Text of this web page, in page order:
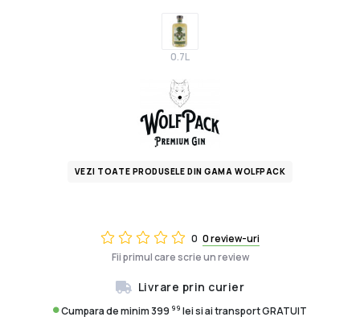
0 0 review-uri
Fii primul care scrie un review
Livrare prin curier
Cumpara de minim 399 99 lei si ai transport GRATUIT
0.7L
VEZI TOATE PRODUSELE DIN GAMA WOLFPACK